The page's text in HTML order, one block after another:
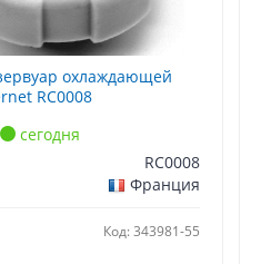
охлаждающей
RC0008
сегодня
RC0008
Франция
Код: 343981-55